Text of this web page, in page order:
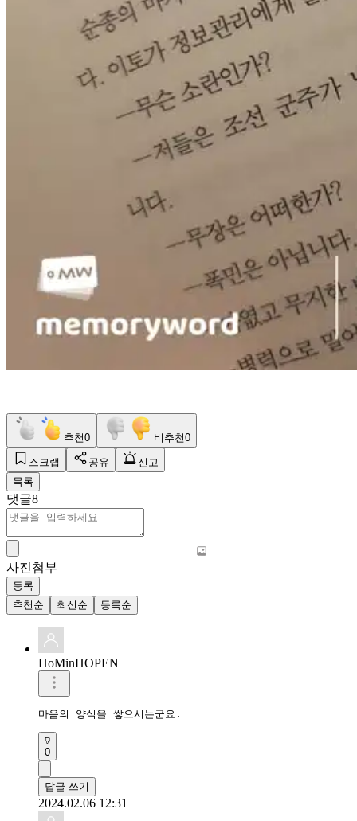
추천0 비추천0
스크랩 공유
신고
목록
댓글8
사진첨부
등록
추천순
최신순 등록순
HoMinHOPEN
마음의 양식을 쌓으시는군요.
0
답글 쓰기
2024.02.06 12:31